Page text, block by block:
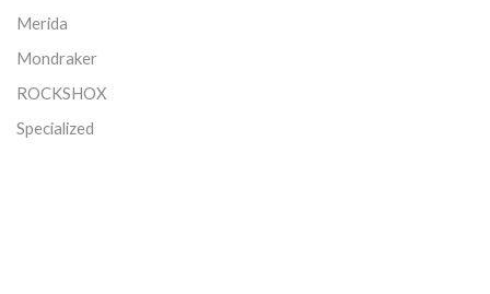
Merida
Mondraker
ROCKSHOX
Specialized